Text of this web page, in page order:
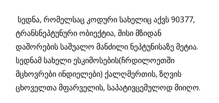
სედნა, რომელსაც კოდური სახელიც აქვს 90377,
ტრანსნეპტუნური ობიექტია, მისი მზიდან
დაშორების საშუალო მანძილი ნეპტუნისაზე მეტია.
სედნამ სახელი ესკიმოსების(ჩრდილოეთში
მცხოვრები ინდიელები) ქალღმერთის, ზღვის
ცხოველთა მფარველის, საპატივცემულოდ მიიღო.